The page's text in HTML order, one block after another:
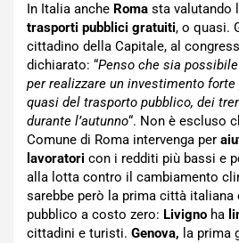
In Italia anche Roma sta valutando
trasporti pubblici gratuiti, o quasi.
cittadino della Capitale, al
dichiarato: “Penso che sia
per realizzare un investimento
quasi del trasporto pubblico, dei
durante l’autunno“. Non è escluso
Comune di Roma intervenga per
lavoratori con i redditi più bassi e
alla lotta contro il cambiamento
sarebbe però la prima città
pubblico a costo zero: Livigno ha
cittadini e turisti. Genova, la prima